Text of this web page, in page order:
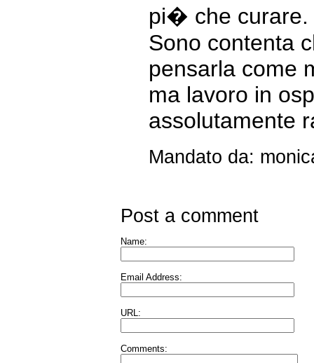
pi� che curare.
Sono contenta
pensarla come
ma lavoro in
assolutamente
Mandato da:
Post a comment
Name:
Email Address:
URL:
Comments: